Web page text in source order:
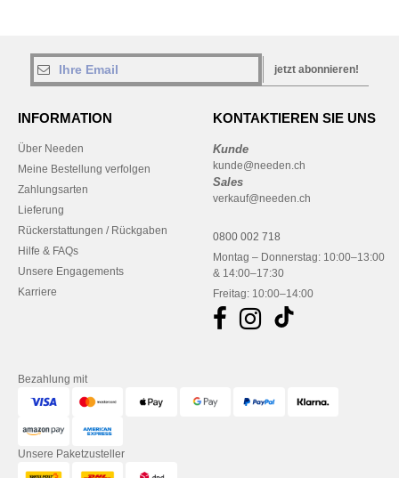
jetzt abonnieren!
INFORMATION
Über Needen
Meine Bestellung verfolgen
Zahlungsarten
Lieferung
Rückerstattungen / Rückgaben
Hilfe & FAQs
Unsere Engagements
Karriere
KONTAKTIEREN SIE UNS
Kunde
kunde@needen.ch
Sales
verkauf@needen.ch
0800 002 718
Montag – Donnerstag: 10:00–13:00
& 14:00–17:30
Freitag: 10:00–14:00
Bezahlung mit
Unsere Paketzusteller